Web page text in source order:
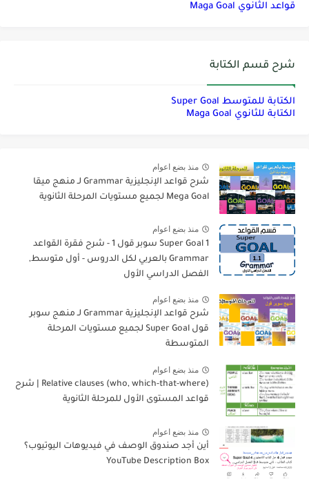
قواعد الثانوي Maga Goal
شرح قسم الكتابة
الكتابة للمتوسط Super Goal
الكتابة للثانوي Maga Goal
منذ بضع اعوام
شرح قواعد الإنجليزية Grammar لـ منهج ميقا
Mega Goal لجميع مستويات المرحلة الثانوية
منذ بضع اعوام
Super Goal 1 سوبر قول 1 - شرح فقرة القواعد
Grammar بالعربي لكل الدروس - أول متوسط,
الفصل الدراسي الأول
منذ بضع اعوام
شرح قواعد الإنجليزية Grammar لـ منهج سوبر
قول Super Goal لجميع مستويات المرحلة
المتوسطة
منذ بضع اعوام
Relative clauses (who, which-that-where) | شرح
قواعد المستوى الأول للمرحلة الثانوية
منذ بضع اعوام
أين أجد صندوق الوصف في فيديوهات اليوتيوب؟
YouTube Description Box